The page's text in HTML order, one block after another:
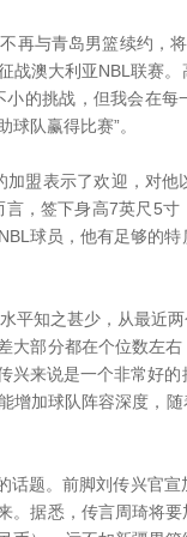
与青岛男篮续约，
战澳大利亚NBL联赛
的挑战，但我会在
队赢得比赛”。
盟表示了欢迎，对他
，签下身高7英尺5
球员，他有足够的
知之甚少，从最近两
大部分都在个位数左
兴来说是一个非常好
增加球队阵容深度，
题。前脚刘传兴官宣
。据悉，传言周琦将